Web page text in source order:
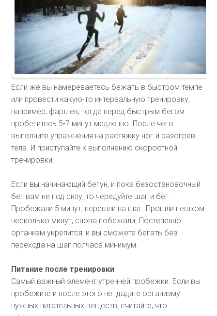
Если же вы намереваетесь бежать в быстром темпе
или провести какую-то интервальную тренировку,
например, фартлек, тогда перед быстрым бегом
пробегитесь 5-7 минут медленно. После чего
выполните упражнения на растяжку ног и разогрев
тела. И приступайте к выполнению скоростной
тренировки.
Если вы начинающий бегун, и пока безостановочный
бег вам не под силу, то чередуйте шаг и бег.
Пробежали 5 минут, перешли на шаг. Прошли пешком
несколько минут, снова побежали. Постепенно
организм укрепится, и вы сможете бегать без
перехода на шаг полчаса минимум.
Питание после тренировки
Самый важный элемент утренней пробежки. Если вы
пробежите и после этого не дадите организму
нужных питательных веществ, считайте, что